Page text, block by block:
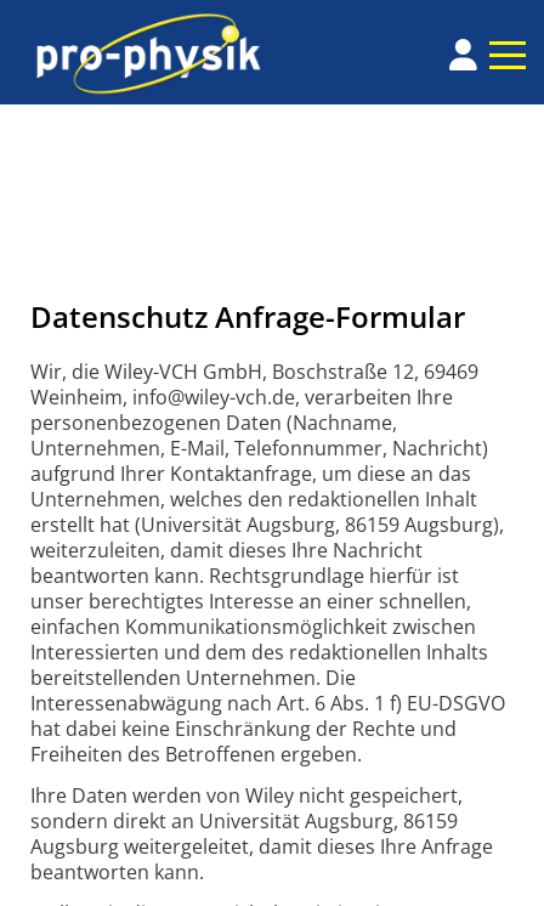
Datenschutz Anfrage-Formular
Wir, die Wiley-VCH GmbH, Boschstraße 12, 69469
Weinheim, info@wiley-vch.de, verarbeiten Ihre
personenbezogenen Daten (Nachname,
Unternehmen, E-Mail, Telefonnummer, Nachricht)
aufgrund Ihrer Kontaktanfrage, um diese an das
Unternehmen, welches den redaktionellen Inhalt
erstellt hat (Universität Augsburg, 86159 Augsburg),
weiterzuleiten, damit dieses Ihre Nachricht
beantworten kann. Rechtsgrundlage hierfür ist
unser berechtigtes Interesse an einer schnellen,
einfachen Kommunikationsmöglichkeit zwischen
Interessierten und dem des redaktionellen Inhalts
bereitstellenden Unternehmen. Die
Interessenabwägung nach Art. 6 Abs. 1 f) EU-DSGVO
hat dabei keine Einschränkung der Rechte und
Freiheiten des Betroffenen ergeben.
Ihre Daten werden von Wiley nicht gespeichert,
sondern direkt an Universität Augsburg, 86159
Augsburg weitergeleitet, damit dieses Ihre Anfrage
beantworten kann.